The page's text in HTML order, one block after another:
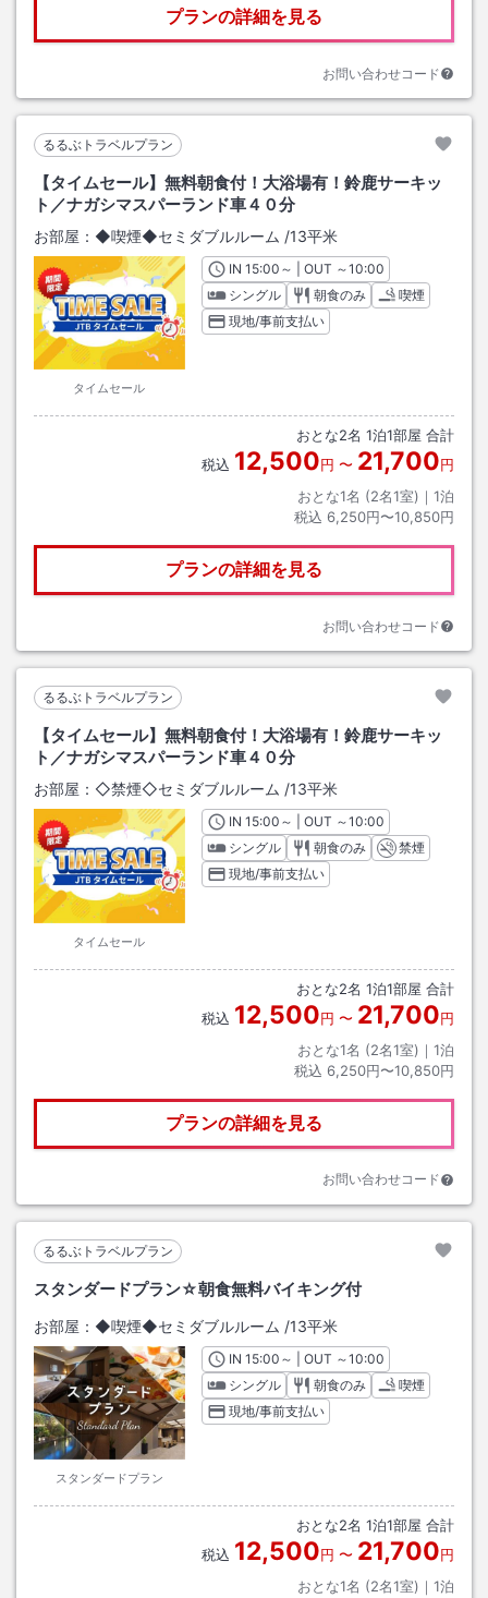
プランの詳細を見る
お問い合わせコード
るるぶトラベルプラン
【タイムセール】無料朝食付！大浴場有！鈴鹿サーキッ
ト／ナガシマスパーランド車４０分
お部屋： ◆喫煙◆セミダブルルーム /13平米
タイムセール
INチェックイン
15:00 ～ | OUT チェックアウト
～10:00
シングル
朝食のみ
喫煙
現地/事前支払い
おとな2名 1泊1部屋 合計
税込 12,500円 〜 21,700円
おとな1名 (2名1室)｜ 1泊
税込 6,250円〜10,850円
プランの詳細を見る
お問い合わせコード
るるぶトラベルプラン
【タイムセール】無料朝食付！大浴場有！鈴鹿サーキッ
ト／ナガシマスパーランド車４０分
お部屋： ◇禁煙◇セミダブルルーム /13平米
タイムセール
INチェックイン
15:00 ～ | OUT チェックアウト
～10:00
シングル
朝食のみ
禁煙
現地/事前支払い
おとな2名 1泊1部屋 合計
税込 12,500円 〜 21,700円
おとな1名 (2名1室)｜ 1泊
税込 6,250円〜10,850円
プランの詳細を見る
お問い合わせコード
るるぶトラベルプラン
スタンダードプラン☆朝食無料バイキング付
お部屋： ◆喫煙◆セミダブルルーム /13平米
スタンダードプラン
INチェックイン
15:00 ～ | OUT チェックアウト
～10:00
シングル
朝食のみ
喫煙
現地/事前支払い
おとな2名 1泊1部屋 合計
税込 12,500円 〜 21,700円
おとな1名 (2名1室)｜ 1泊